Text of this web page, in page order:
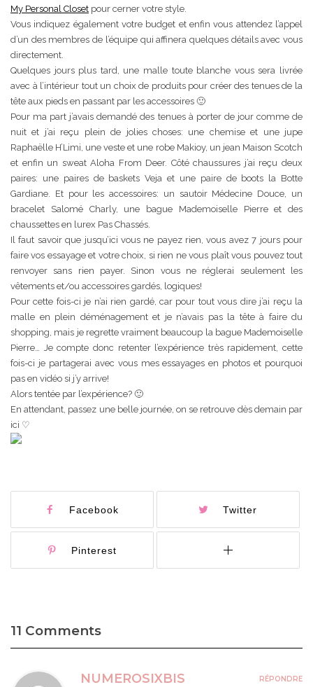
My Personal Closet pour cerner votre style.
Vous indiquez également votre budget et enfin vous attendez l’appel
d’un des membres de l’équipe qui affinera quelques détails avec vous
directement.
Quelques jours plus tard, une malle toute blanche vous sera livrée
avec à l’intérieur tout un choix de produits pour créer des tenues de la
tête aux pieds en passant par les accessoires 🙂
Pour ma part j’avais demandé des tenues à porter de jour comme de
nuit et j’ai reçu plein de jolies choses: une chemise et une jupe
Raphaëlle H’Limi, une veste et une robe Makioy, un jean Maison Scotch
et enfin un sweat Aloha From Deer. Côté chaussures j’ai reçu deux
paires: une paires de baskets Veja et une paire de boots la Botte
Gardiane. Et pour les accessoires: un sautoir Médecine Douce, un
bracelet Salomé Charly, une bague Mademoiselle Pierre et des
chaussettes en lurex Pas Chassés.
Il faut savoir que jusqu’ici vous ne payez rien, vous avez 7 jours pour
faire vos essayage et votre choix, si rien ne vous plaît vous pouvez tout
renvoyer sans rien payer. Sinon vous ne réglerai seulement les
vêtements et/ou accessoires gardés, logiques!
Pour cette fois-ci je n’ai rien gardé, car pour tout vous dire j’ai reçu la
malle en plein déménagement et je n’avais pas la tête à faire du
shopping, mais je regrette vraiment beaucoup la bague Mademoiselle
Pierre… Je compte donc retenter l’expérience très rapidement, cette
fois-ci je partagerai avec vous mes essayages en photos et pourquoi
pas en vidéo si j’y arrive!
Alors tentée par l’expérience? 🙂
En attendant, passez une belle journée, on se retrouve dès demain par
ici ♡
Facebook Twitter
Pinterest
11 Comments
NUMEROSIXBIS RÉPONDRE